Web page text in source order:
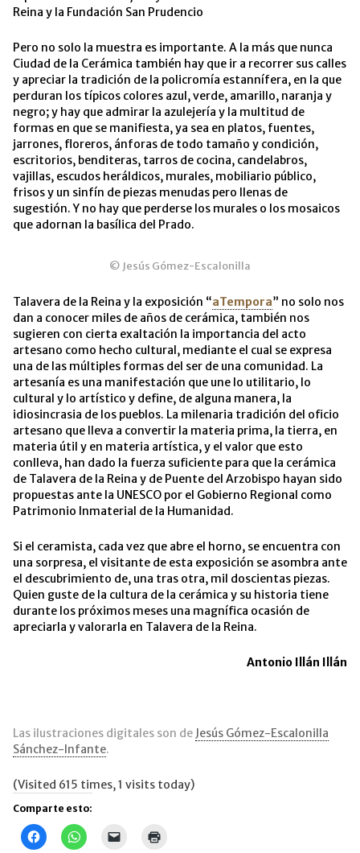
Reina y la Fundación San Prudencio
Pero no solo la muestra es importante. A la más que nunca
Ciudad de la Cerámica también hay que ir a recorrer sus calles
y apreciar la tradición de la policromía estannífera, en la que
perduran los típicos colores azul, verde, amarillo, naranja y
negro; y hay que admirar la azulejería y la multitud de
formas en que se manifiesta, ya sea en platos, fuentes,
jarrones, floreros, ánforas de todo tamaño y condición,
escritorios, benditeras, tarros de cocina, candelabros,
vajillas, escudos heráldicos, murales, mobiliario público,
frisos y un sinfín de piezas menudas pero llenas de
sugestión. Y no hay que perderse los murales o los mosaicos
que adornan la basílica del Prado.
© Jesús Gómez-Escalonilla
Talavera de la Reina y la exposición “aTempora” no solo nos
dan a conocer miles de años de cerámica, también nos
sugieren con cierta exaltación la importancia del acto
artesano como hecho cultural, mediante el cual se expresa
una de las múltiples formas del ser de una comunidad. La
artesanía es una manifestación que une lo utilitario, lo
cultural y lo artístico y define, de alguna manera, la
idiosincrasia de los pueblos. La milenaria tradición del oficio
artesano que lleva a convertir la materia prima, la tierra, en
materia útil y en materia artística, y el valor que esto
conlleva, han dado la fuerza suficiente para que la cerámica
de Talavera de la Reina y de Puente del Arzobispo hayan sido
propuestas ante la UNESCO por el Gobierno Regional como
Patrimonio Inmaterial de la Humanidad.
Si el ceramista, cada vez que abre el horno, se encuentra con
una sorpresa, el visitante de esta exposición se asombra ante
el descubrimiento de, una tras otra, mil doscientas piezas.
Quien guste de la cultura de la cerámica y su historia tiene
durante los próximos meses una magnífica ocasión de
apreciarla y valorarla en Talavera de la Reina.
Antonio Illán Illán
Las ilustraciones digitales son de Jesús Gómez-Escalonilla
Sánchez-Infante.
(Visited 615 times, 1 visits today)
Comparte esto:
Haz
clic
Haz
clic